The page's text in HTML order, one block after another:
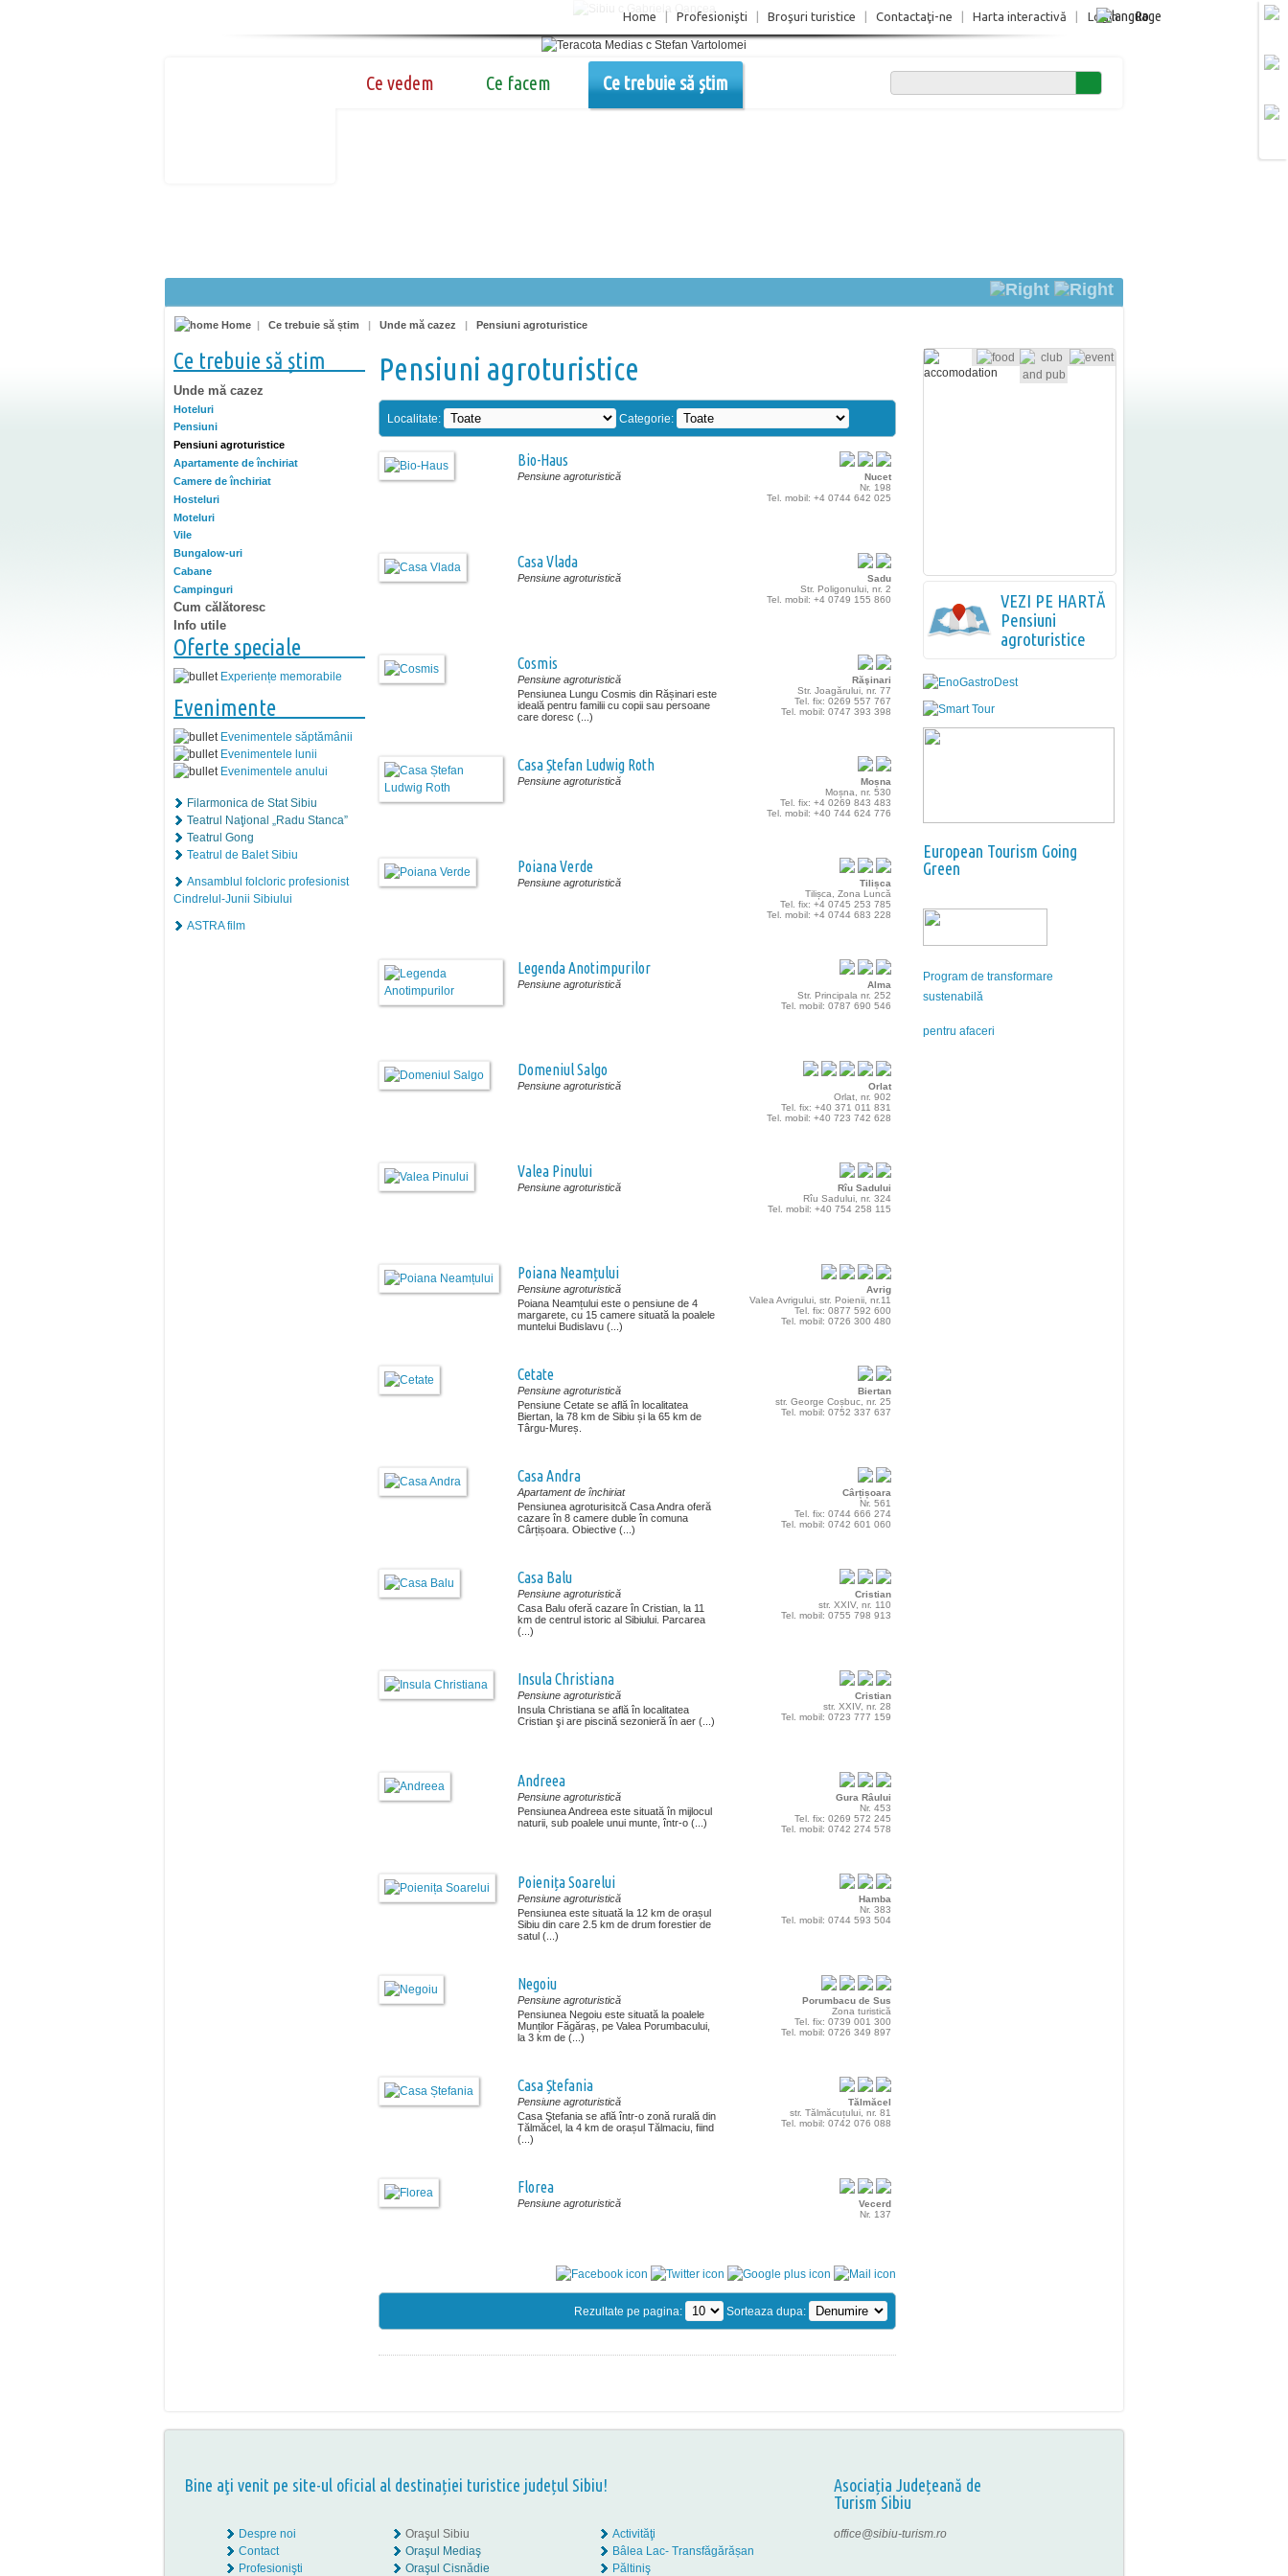
Login Ro
Home Profesionişti Broşuri turistice Contactaţi-ne Harta interactivă
Ce vedem Ce facem Ce trebuie să știm
Home | Ce trebuie să știm | Unde mă cazez | Pensiuni agroturistice
Ce trebuie să știm
Unde mă cazez
Hoteluri
Pensiuni
Pensiuni agroturistice
Apartamente de închiriat
Camere de închiriat
Hosteluri
Moteluri
Vile
Bungalow-uri
Cabane
Campinguri
Cum călătoresc
Info utile
Oferte speciale
Experiențe memorabile
Evenimente
Evenimentele săptămânii
Evenimentele lunii
Evenimentele anului
Filarmonica de Stat Sibiu
Teatrul Naţional „Radu Stanca”
Teatrul Gong
Teatrul de Balet Sibiu
Ansamblul folcloric profesionist
Cindrelul-Junii Sibiului
ASTRA film
Pensiuni agroturistice
Localitate: Categorie:
Bio-Haus
Nucet
Nr. 198
Tel. mobil: +4 0744 642 025
Pensiune agroturistică
Casa Vlada
Sadu
Str. Poligonului, nr. 2
Tel. mobil: +4 0749 155 860
Pensiune agroturistică
Cosmis
Răşinari
Str. Joagărului, nr. 77
Tel. fix: 0269 557 767
Tel. mobil: 0747 393 398
Pensiune agroturistică
Pensiunea Lungu Cosmis din Rășinari este
ideală pentru familii cu copii sau persoane
care doresc (...)
Casa Ștefan Ludwig Roth
Moșna
Moșna, nr. 530
Tel. fix: +4 0269 843 483
Tel. mobil: +40 744 624 776
Pensiune agroturistică
Poiana Verde
Tilișca
Tilișca, Zona Luncă
Tel. fix: +4 0745 253 785
Tel. mobil: +4 0744 683 228
Pensiune agroturistică
Legenda Anotimpurilor
Alma
Str. Principala nr. 252
Tel. mobil: 0787 690 546
Pensiune agroturistică
Domeniul Salgo
Orlat
Orlat, nr. 902
Tel. fix: +40 371 011 831
Tel. mobil: +40 723 742 628
Pensiune agroturistică
Valea Pinului
Rîu Sadului
Rîu Sadului, nr. 324
Tel. mobil: +40 754 258 115
Pensiune agroturistică
Poiana Neamțului
Avrig
Valea Avrigului, str. Poienii, nr.11
Tel. fix: 0877 592 600
Tel. mobil: 0726 300 480
Pensiune agroturistică
Poiana Neamțului este o pensiune de 4
margarete, cu 15 camere situată la poalele
muntelui Budislavu (...)
Cetate
Biertan
str. George Coșbuc, nr. 25
Tel. mobil: 0752 337 637
Pensiune agroturistică
Pensiune Cetate se află în localitatea
Biertan, la 78 km de Sibiu și la 65 km de
Târgu-Mureș.
Casa Andra
Cârțișoara
Nr. 561
Tel. fix: 0744 666 274
Tel. mobil: 0742 601 060
Apartament de închiriat
Pensiunea agroturisitcă Casa Andra oferă
cazare în 8 camere duble în comuna
Cârțișoara. Obiective (...)
Casa Balu
Cristian
str. XXIV, nr. 110
Tel. mobil: 0755 798 913
Pensiune agroturistică
Casa Balu oferă cazare în Cristian, la 11
km de centrul istoric al Sibiului. Parcarea
(...)
Insula Christiana
Cristian
str. XXIV, nr. 28
Tel. mobil: 0723 777 159
Pensiune agroturistică
Insula Christiana se află în localitatea
Cristian şi are piscină sezonieră în aer (...)
Andreea
Gura Râului
Nr. 453
Tel. fix: 0269 572 245
Tel. mobil: 0742 274 578
Pensiune agroturistică
Pensiunea Andreea este situată în mijlocul
naturii, sub poalele unui munte, într-o (...)
Poienița Soarelui
Hamba
Nr. 383
Tel. mobil: 0744 593 504
Pensiune agroturistică
Pensiunea este situată la 12 km de orașul
Sibiu din care 2.5 km de drum forestier de
satul (...)
Negoiu
Porumbacu de Sus
Zona turistică
Tel. fix: 0739 001 300
Tel. mobil: 0726 349 897
Pensiune agroturistică
Pensiunea Negoiu este situată la poalele
Munților Făgăraș, pe Valea Porumbacului,
la 3 km de (...)
Casa Ștefania
Tălmăcel
str. Tălmăcuțului, nr. 81
Tel. mobil: 0742 076 088
Pensiune agroturistică
Casa Ştefania se află într-o zonă rurală din
Tălmăcel, la 4 km de orașul Tălmaciu, fiind
(...)
Florea
Vecerd
Nr. 137
Pensiune agroturistică
Rezultate pe pagina: Sorteaza dupa:
VEZI PE HARTĂ
Pensiuni
agroturistice
European Tourism Going
Green
Program de transformare
sustenabilă
pentru afaceri
Bine aţi venit pe site-ul oficial al destinației turistice județul Sibiu!
Asociația Județeană de
Turism Sibiu
Despre noi
Contact
Profesionişti
Oraşul Sibiu
Oraşul Mediaş
Oraşul Cisnădie
Activităţi
Bâlea Lac- Transfăgărășan
Păltiniş
office@sibiu-turism.ro